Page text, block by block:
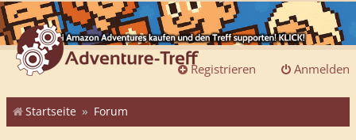
Anmelden
Registrieren
Startseite Forum